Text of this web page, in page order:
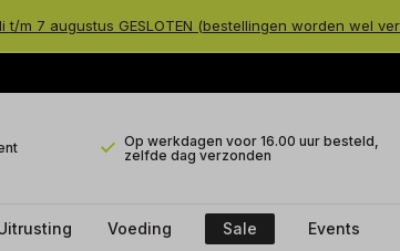
m 7 augustus GESLOTEN (bestellingen worden wel
Op werkdagen voor 16.00 uur besteld,
zelfde dag verzonden
Voeding Sale Events